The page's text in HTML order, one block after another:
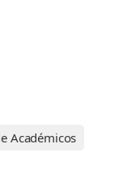
Académicos